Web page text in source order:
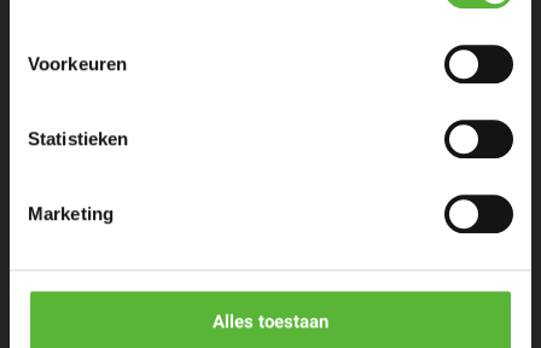
Voorkeuren
Statistieken
Marketing
Alles toestaan
Eenpersoons maaltijden
Porties voor meer personen
Restaurants & Chefs